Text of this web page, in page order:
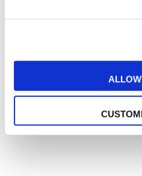
** le sedi contrassegnate con * offrono
RICHIEDI